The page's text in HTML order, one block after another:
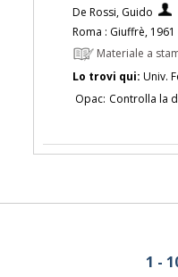
De Rossi, Guido
Roma : Giuffrè, 1961
Materiale a
Lo trovi qui: Univ.
Opac: Controlla la
1 -